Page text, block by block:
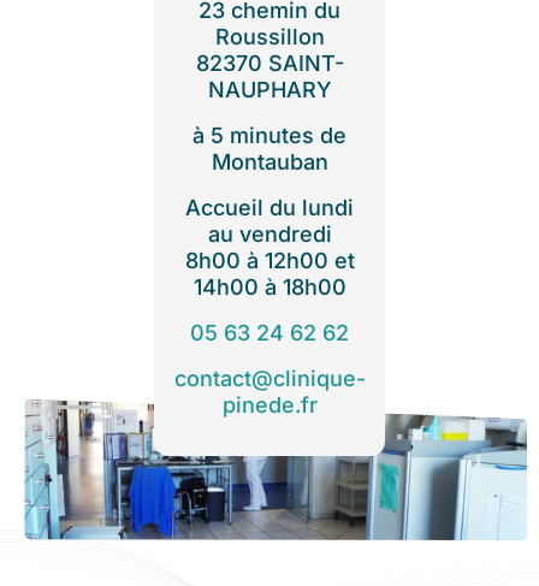
23 chemin du
Roussillon
82370 SAINT-
NAUPHARY
à 5 minutes de
Montauban
Accueil du lundi
au vendredi
8h00 à 12h00 et
14h00 à 18h00
05 63 24 62 62
contact@clinique-
pinede.fr